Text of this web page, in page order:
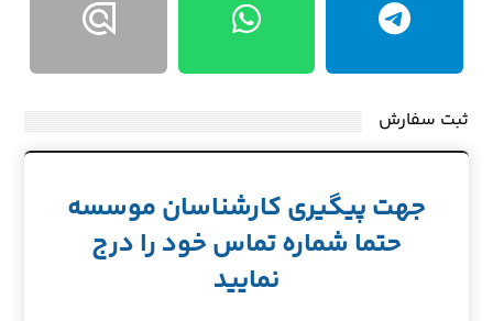
ثبت سفارش
جهت پیگیری کارشناسان موسسه
حتما شماره تماس خود را درج
نمایید